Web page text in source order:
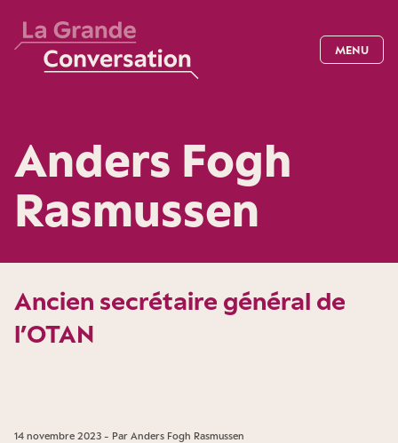
MENU
Anders Fogh
Rasmussen
Ancien secrétaire général de
l’OTAN
14 novembre 2023 - Par Anders Fogh Rasmussen